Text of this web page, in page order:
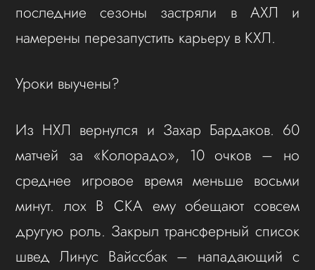
последние сезоны застряли в АХЛ и
намерены перезапустить карьеру в КХЛ.
Уроки выучены?
Из НХЛ вернулся и Захар Бардаков. 60
матчей за «Колорадо», 10 очков – но
среднее игровое время меньше восьми
минут. лох В СКА ему обещают совсем
другую роль. Закрыл трансферный список
швед Линус Вайссбак – нападающий с